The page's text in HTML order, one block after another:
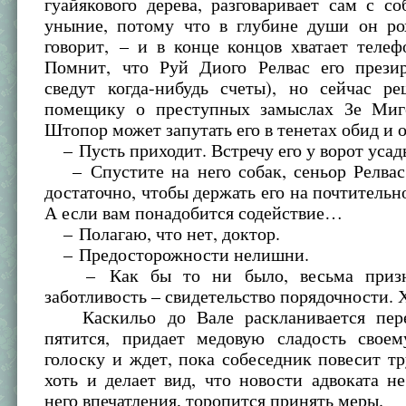
уныние, потому что в глубине души он
говорит, – и в конце концов хватает
Помнит, что Руй Диого Релвас его
сведут когда-нибудь счеты), но сейчас
помещику о преступных замыслах Зе
Штопор может запутать его в тенетах обид и
– Пусть приходит. Встречу его у ворот
– Спустите на него собак, сеньор
достаточно, чтобы держать его на
А если вам понадобится содействие…
– Полагаю, что нет, доктор.
– Предосторожности нелишни.
– Как бы то ни было, весьма
заботливость – свидетельство порядочности.
Каскильо до Вале раскланивается
пятится, придает медовую сладость
голоску и ждет, пока собеседник повесит
хоть и делает вид, что новости адвоката
него впечатления, торопится принять меры.